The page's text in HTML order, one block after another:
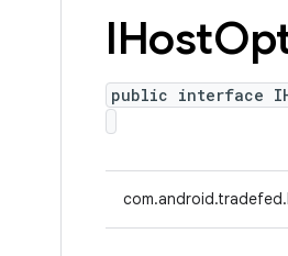
IHost
public interface